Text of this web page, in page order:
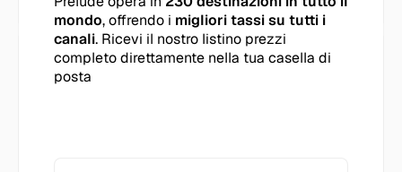
mondo, offrendo i migliori tassi su tutti i
canali. Ricevi il nostro listino prezzi
completo direttamente nella tua casella di
posta